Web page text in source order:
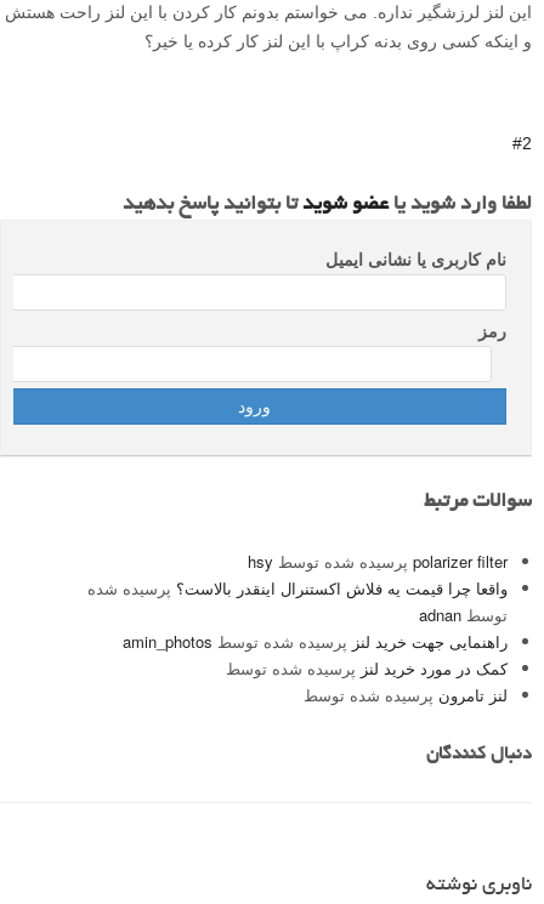
این لنز لرزشگیر نداره. می خواستم بدونم کار کردن با این لنز راحت هستش
و اینکه کسی روی بدنه کراپ با این لنز کار کرده یا خیر؟
#2
لطفا وارد شوید یاعضو شویدتا بتوانید پاسخ بدهید
نام کاربری یا نشانی ایمیل
رمز
سوالات مرتبط
polarizer filter پرسیده شده توسط hsy
واقعا چرا قیمت یه فلاش اکستنرال اینقدر بالاست؟ پرسیده شده
توسط adnan
راهنمایی جهت خرید لنز پرسیده شده توسط amin_photos
کمک در مورد خرید لنز پرسیده شده توسط
لنز تامرون پرسیده شده توسط
دنبال کنندگان
ناوبری نوشته